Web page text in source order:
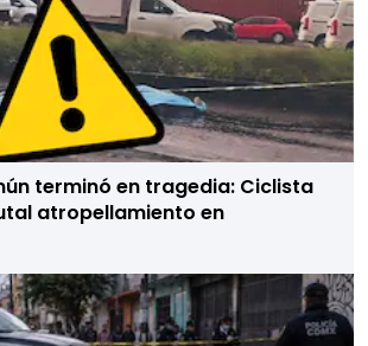
terminó en tragedia: Ciclista
atropellamiento en